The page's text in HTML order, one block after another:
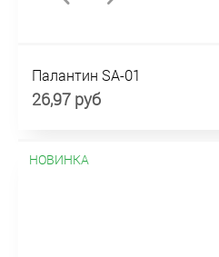
Палантин SA-01
26,97 руб
НОВИНКА